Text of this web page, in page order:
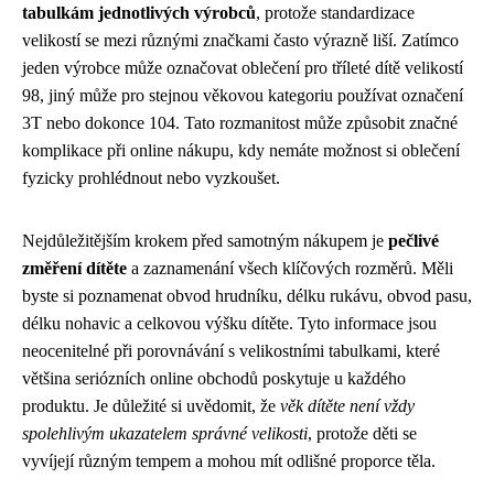
tabulkám jednotlivých výrobců, protože standardizace
velikostí se mezi různými značkami často výrazně liší. Zatímco
jeden výrobce může označovat oblečení pro tříleté dítě velikostí
98, jiný může pro stejnou věkovou kategoriu používat označení
3T nebo dokonce 104. Tato rozmanitost může způsobit značné
komplikace při online nákupu, kdy nemáte možnost si oblečení
fyzicky prohlédnout nebo vyzkoušet.
Nejdůležitějším krokem před samotným nákupem je pečlivé
změření dítěte a zaznamenání všech klíčových rozměrů. Měli
byste si poznamenat obvod hrudníku, délku rukávu, obvod pasu,
délku nohavic a celkovou výšku dítěte. Tyto informace jsou
neocenitelné při porovnávání s velikostními tabulkami, které
většina seriózních online obchodů poskytuje u každého
produktu. Je důležité si uvědomit, že věk dítěte není vždy
spolehlivým ukazatelem správné velikosti, protože děti se
vyvíjejí různým tempem a mohou mít odlišné proporce těla.